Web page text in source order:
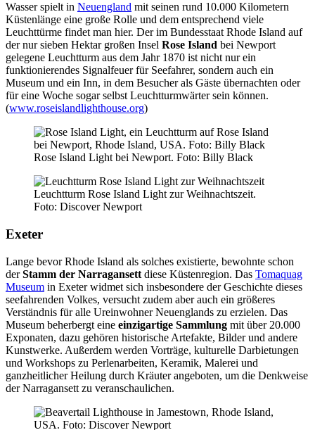
Wasser spielt in Neuengland mit seinen rund 10.000 Kilometern
Küstenlänge eine große Rolle und dem entsprechend viele
Leuchttürme findet man hier. Der im Bundesstaat Rhode Island auf
der nur sieben Hektar großen Insel Rose Island bei Newport
gelegene Leuchtturm aus dem Jahr 1870 ist nicht nur ein
funktionierendes Signalfeuer für Seefahrer, sondern auch ein
Museum und ein Inn, in dem Besucher als Gäste übernachten oder
für eine Woche sogar selbst Leuchtturmwärter sein können.
(www.roseislandlighthouse.org)
Rose Island Light bei Newport. Foto: Billy Black
Leuchtturm Rose Island Light zur Weihnachtszeit.
Foto: Discover Newport
Exeter
Lange bevor Rhode Island als solches existierte, bewohnte schon
derStamm der Narragansett diese Küstenregion. Das Tomaquag
Museum in Exeter widmet sich insbesondere der Geschichte dieses
seefahrenden Volkes, versucht zudem aber auch ein größeres
Verständnis für alle Ureinwohner Neuenglands zu erzielen. Das
Museum beherbergt eine einzigartige Sammlung mit über 20.000
Exponaten, dazu gehören historische Artefakte, Bilder und andere
Kunstwerke. Außerdem werden Vorträge, kulturelle Darbietungen
und Workshops zu Perlenarbeiten, Keramik, Malerei und
ganzheitlicher Heilung durch Kräuter angeboten, um die Denkweise
der Narragansett zu veranschaulichen.